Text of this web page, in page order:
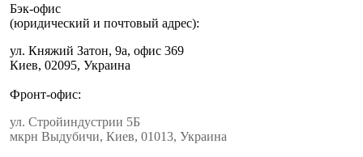
Бэк-офис
(юридический и почтовый адрес):
ул. Княжий Затон, 9а, офис 369
Киев, 02095, Украина
Фронт-офис:
ул. Стройиндустрии 5Б
мкрн Выдубичи, Киев, 01013, Украина